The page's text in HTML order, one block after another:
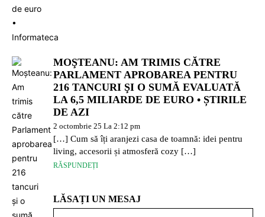
MOŞTEANU: AM TRIMIS CĂTRE
PARLAMENT APROBAREA PENTRU
216 TANCURI ŞI O SUMĂ EVALUATĂ
LA 6,5 MILIARDE DE EURO • ȘTIRILE
DE AZI
2 octombrie 25 La 2:12 pm
[…] Cum să îți aranjezi casa de toamnă: idei pentru
living, accesorii și atmosferă cozy […]
RĂSPUNDEȚI
LĂSAȚI UN MESAJ